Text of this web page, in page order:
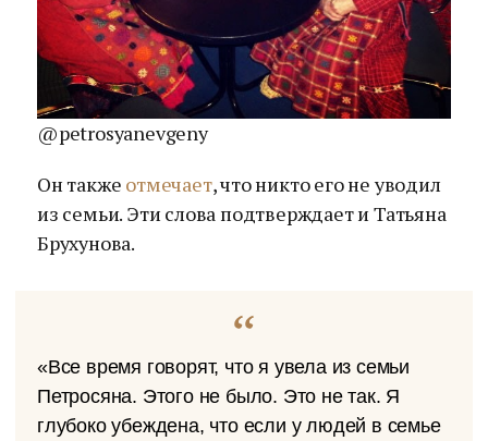
@petrosyanevgeny
Он также отмечает, что никто его не уводил
из семьи. Эти слова подтверждает и Татьяна
Брухунова.
«Все время говорят, что я увела из семьи
Петросяна. Этого не было. Это не так. Я
глубоко убеждена, что если у людей в семье